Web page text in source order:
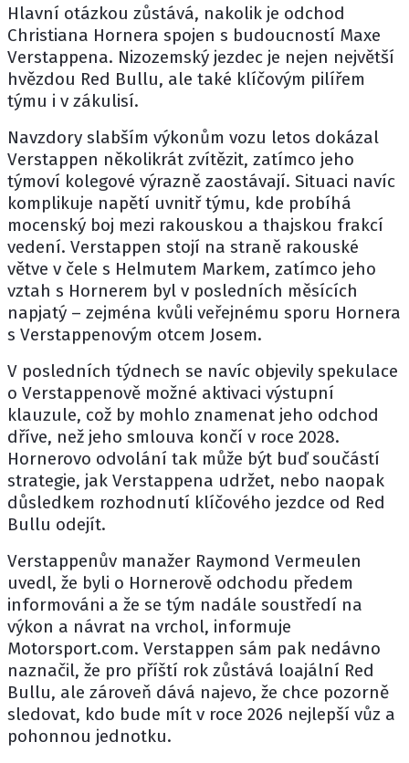
Hlavní otázkou zůstává, nakolik je odchod
Christiana Hornera spojen s budoucností Maxe
Verstappena. Nizozemský jezdec je nejen největší
hvězdou Red Bullu, ale také klíčovým pilířem
týmu i v zákulisí.
Navzdory slabším výkonům vozu letos dokázal
Verstappen několikrát zvítězit, zatímco jeho
týmoví kolegové výrazně zaostávají. Situaci navíc
komplikuje napětí uvnitř týmu, kde probíhá
mocenský boj mezi rakouskou a thajskou frakcí
vedení. Verstappen stojí na straně rakouské
větve v čele s Helmutem Markem, zatímco jeho
vztah s Hornerem byl v posledních měsících
napjatý – zejména kvůli veřejnému sporu Hornera
s Verstappenovým otcem Josem.
V posledních týdnech se navíc objevily spekulace
o Verstappenově možné aktivaci výstupní
klauzule, což by mohlo znamenat jeho odchod
dříve, než jeho smlouva končí v roce 2028.
Hornerovo odvolání tak může být buď součástí
strategie, jak Verstappena udržet, nebo naopak
důsledkem rozhodnutí klíčového jezdce od Red
Bullu odejít.
Verstappenův manažer Raymond Vermeulen
uvedl, že byli o Hornerově odchodu předem
informováni a že se tým nadále soustředí na
výkon a návrat na vrchol, informuje
Motorsport.com. Verstappen sám pak nedávno
naznačil, že pro příští rok zůstává loajální Red
Bullu, ale zároveň dává najevo, že chce pozorně
sledovat, kdo bude mít v roce 2026 nejlepší vůz a
pohonnou jednotku.